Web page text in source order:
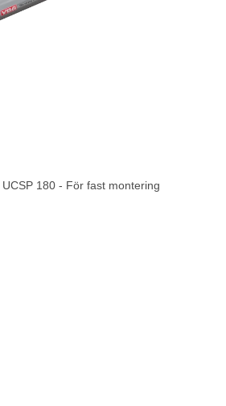
180 - För fast montering